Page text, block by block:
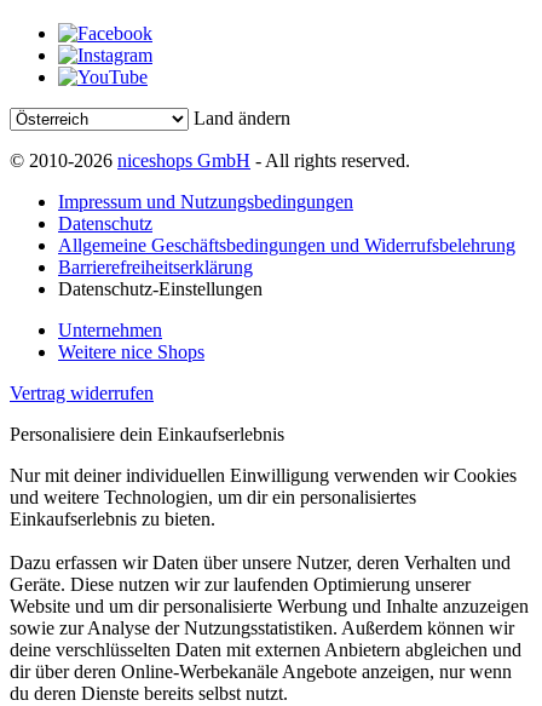
Land ändern
© 2010-2026 niceshops GmbH - All rights reserved.
Impressum und Nutzungsbedingungen
Datenschutz
Allgemeine Geschäftsbedingungen und Widerrufsbelehrung
Barrierefreiheitserklärung
Datenschutz-Einstellungen
Unternehmen
Weitere nice Shops
Vertrag widerrufen
Personalisiere dein Einkaufserlebnis
Nur mit deiner individuellen Einwilligung verwenden wir Cookies
und weitere Technologien, um dir ein personalisiertes
Einkaufserlebnis zu bieten.
Dazu erfassen wir Daten über unsere Nutzer, deren Verhalten und
Geräte. Diese nutzen wir zur laufenden Optimierung unserer
Website und um dir personalisierte Werbung und Inhalte anzuzeigen
sowie zur Analyse der Nutzungsstatistiken. Außerdem können wir
deine verschlüsselten Daten mit externen Anbietern abgleichen und
dir über deren Online-Werbekanäle Angebote anzeigen, nur wenn
du deren Dienste bereits selbst nutzt.